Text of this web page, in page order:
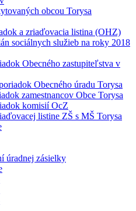
obcou Torysa
a zriaďovacia listina (OHZ)
sociálnych služieb na roky 2018
Obecného zastupiteľstva v
Obecného úradu Torysa
zamestnancov Obce Torysa
komisií OcZ
listine ZŠ s MŠ Torysa
úradnej zásielky